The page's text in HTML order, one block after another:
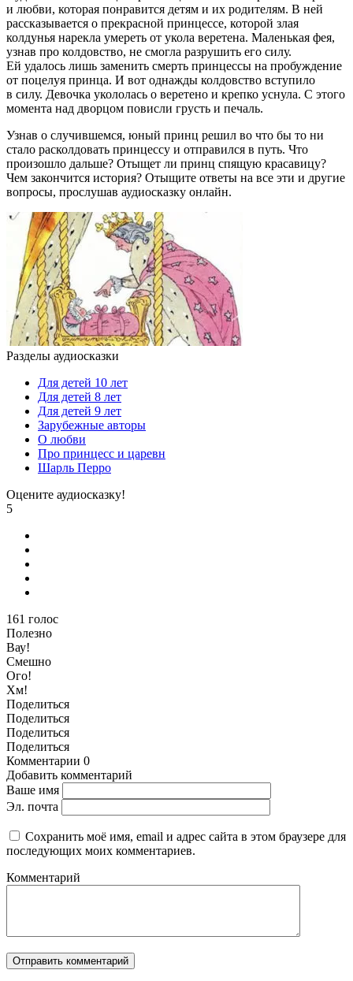
и любви, которая понравится детям и их родителям. В ней
рассказывается о прекрасной принцессе, которой злая
колдунья нарекла умереть от укола веретена. Маленькая фея,
узнав про колдовство, не смогла разрушить его силу.
Ей удалось лишь заменить смерть принцессы на пробуждение
от поцелуя принца. И вот однажды колдовство вступило
в силу. Девочка укололась о веретено и крепко уснула. С этого
момента над дворцом повисли грусть и печаль.
Узнав о случившемся, юный принц решил во что бы то ни
стало расколдовать принцессу и отправился в путь. Что
произошло дальше? Отыщет ли принц спящую красавицу?
Чем закончится история? Отыщите ответы на все эти и другие
вопросы, прослушав аудиосказку онлайн.
Разделы аудиосказки
Для детей 10 лет
Для детей 8 лет
Для детей 9 лет
Зарубежные авторы
О любви
Про принцесс и царевн
Шарль Перро
Оцените аудиосказку!
5
161 голос
Полезно
Вау!
Смешно
Ого!
Хм!
Поделиться
Поделиться
Поделиться
Поделиться
Комментарии 0
Добавить комментарий
Ваше имя
Эл. почта
Сохранить моё имя, email и адрес сайта в этом браузере для
последующих моих комментариев.
Комментарий